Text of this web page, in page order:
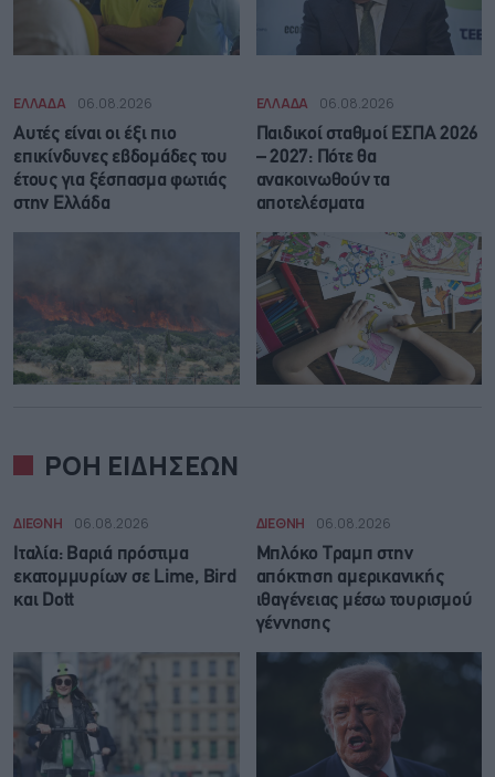
ΕΛΛΑΔΑ 06.08.2026
Αυτές είναι οι έξι πιο
επικίνδυνες εβδομάδες του
έτους για ξέσπασμα φωτιάς
στην Ελλάδα
ΕΛΛΑΔΑ 06.08.2026
Παιδικοί σταθμοί ΕΣΠΑ 2026
– 2027: Πότε θα
ανακοινωθούν τα
αποτελέσματα
ΡΟΗ ΕΙΔΗΣΕΩΝ
ΔΙΕΘΝΗ 06.08.2026
Ιταλία: Βαριά πρόστιμα
εκατομμυρίων σε Lime, Bird
και Dott
ΔΙΕΘΝΗ 06.08.2026
Μπλόκο Τραμπ στην
απόκτηση αμερικανικής
ιθαγένειας μέσω τουρισμού
γέννησης